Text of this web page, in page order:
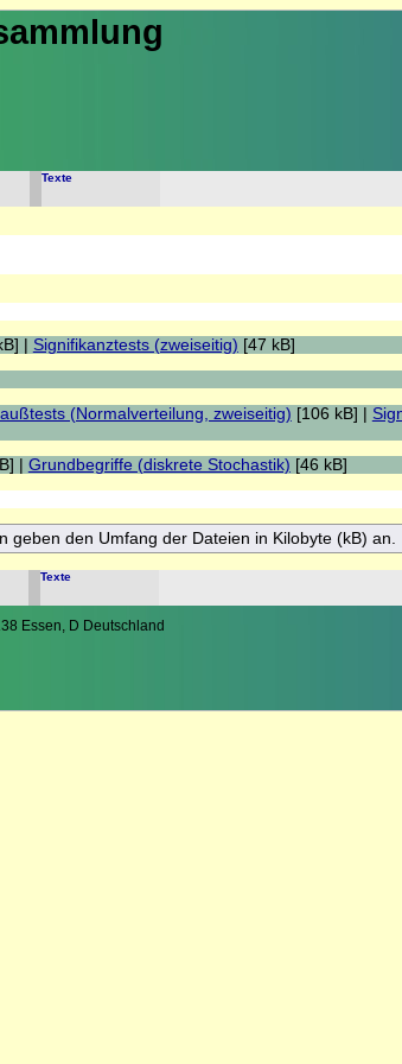
Texte
| Signifikanztests (zweiseitig) [47 kB]
(Normalverteilung, zweiseitig) [106 kB] |
| Grundbegriffe (diskrete Stochastik) [46 kB]
geben den Umfang der Dateien in Kilobyte (kB) an.
Texte
Essen, D Deutschland